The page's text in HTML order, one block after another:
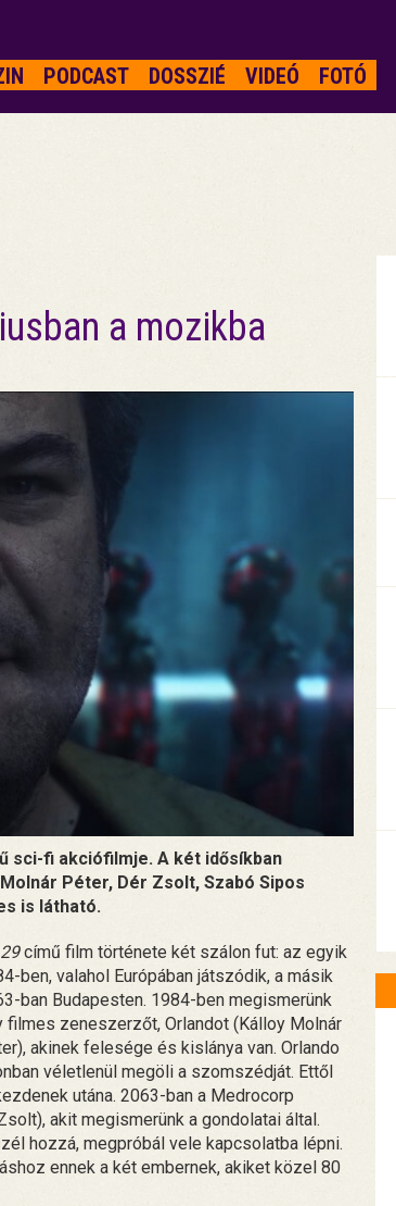
PODCAST DOSSZIÉ VIDEÓ FOTÓ
a mozikba
sci-fi akciófilmje. A két idősíkban
Péter, Dér Zsolt, Szabó Sipos
is látható.
című film története két szálon fut: az egyik
ben, valahol Európában játszódik, a másik
ban Budapesten. 1984-ben megismerünk
filmes zeneszerzőt, Orlandot (Kálloy Molnár
akinek felesége és kislánya van. Orlando
véletlenül megöli a szomszédját. Ettől
utána. 2063-ban a Medrocorp
akit megismerünk a gondolatai által.
hozzá, megpróbál vele kapcsolatba lépni.
ennek a két embernek, akiket közel 80